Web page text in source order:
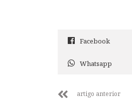
Facebook
Whatsapp
artigo anterior